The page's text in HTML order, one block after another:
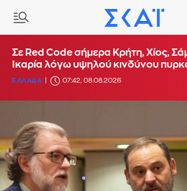
Σε Red Code σήμερα Κρήτη, Χίος,
Ικαρία λόγω υψηλού κινδύνου
ΕΛΛΑΔΑ 07:42, 08.08.2026